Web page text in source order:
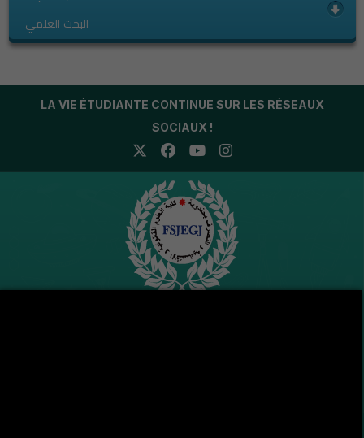
البحث العلمي
LA VIE ÉTUDIANTE CONTINUE SUR LES RÉSEAUX
SOCIAUX !